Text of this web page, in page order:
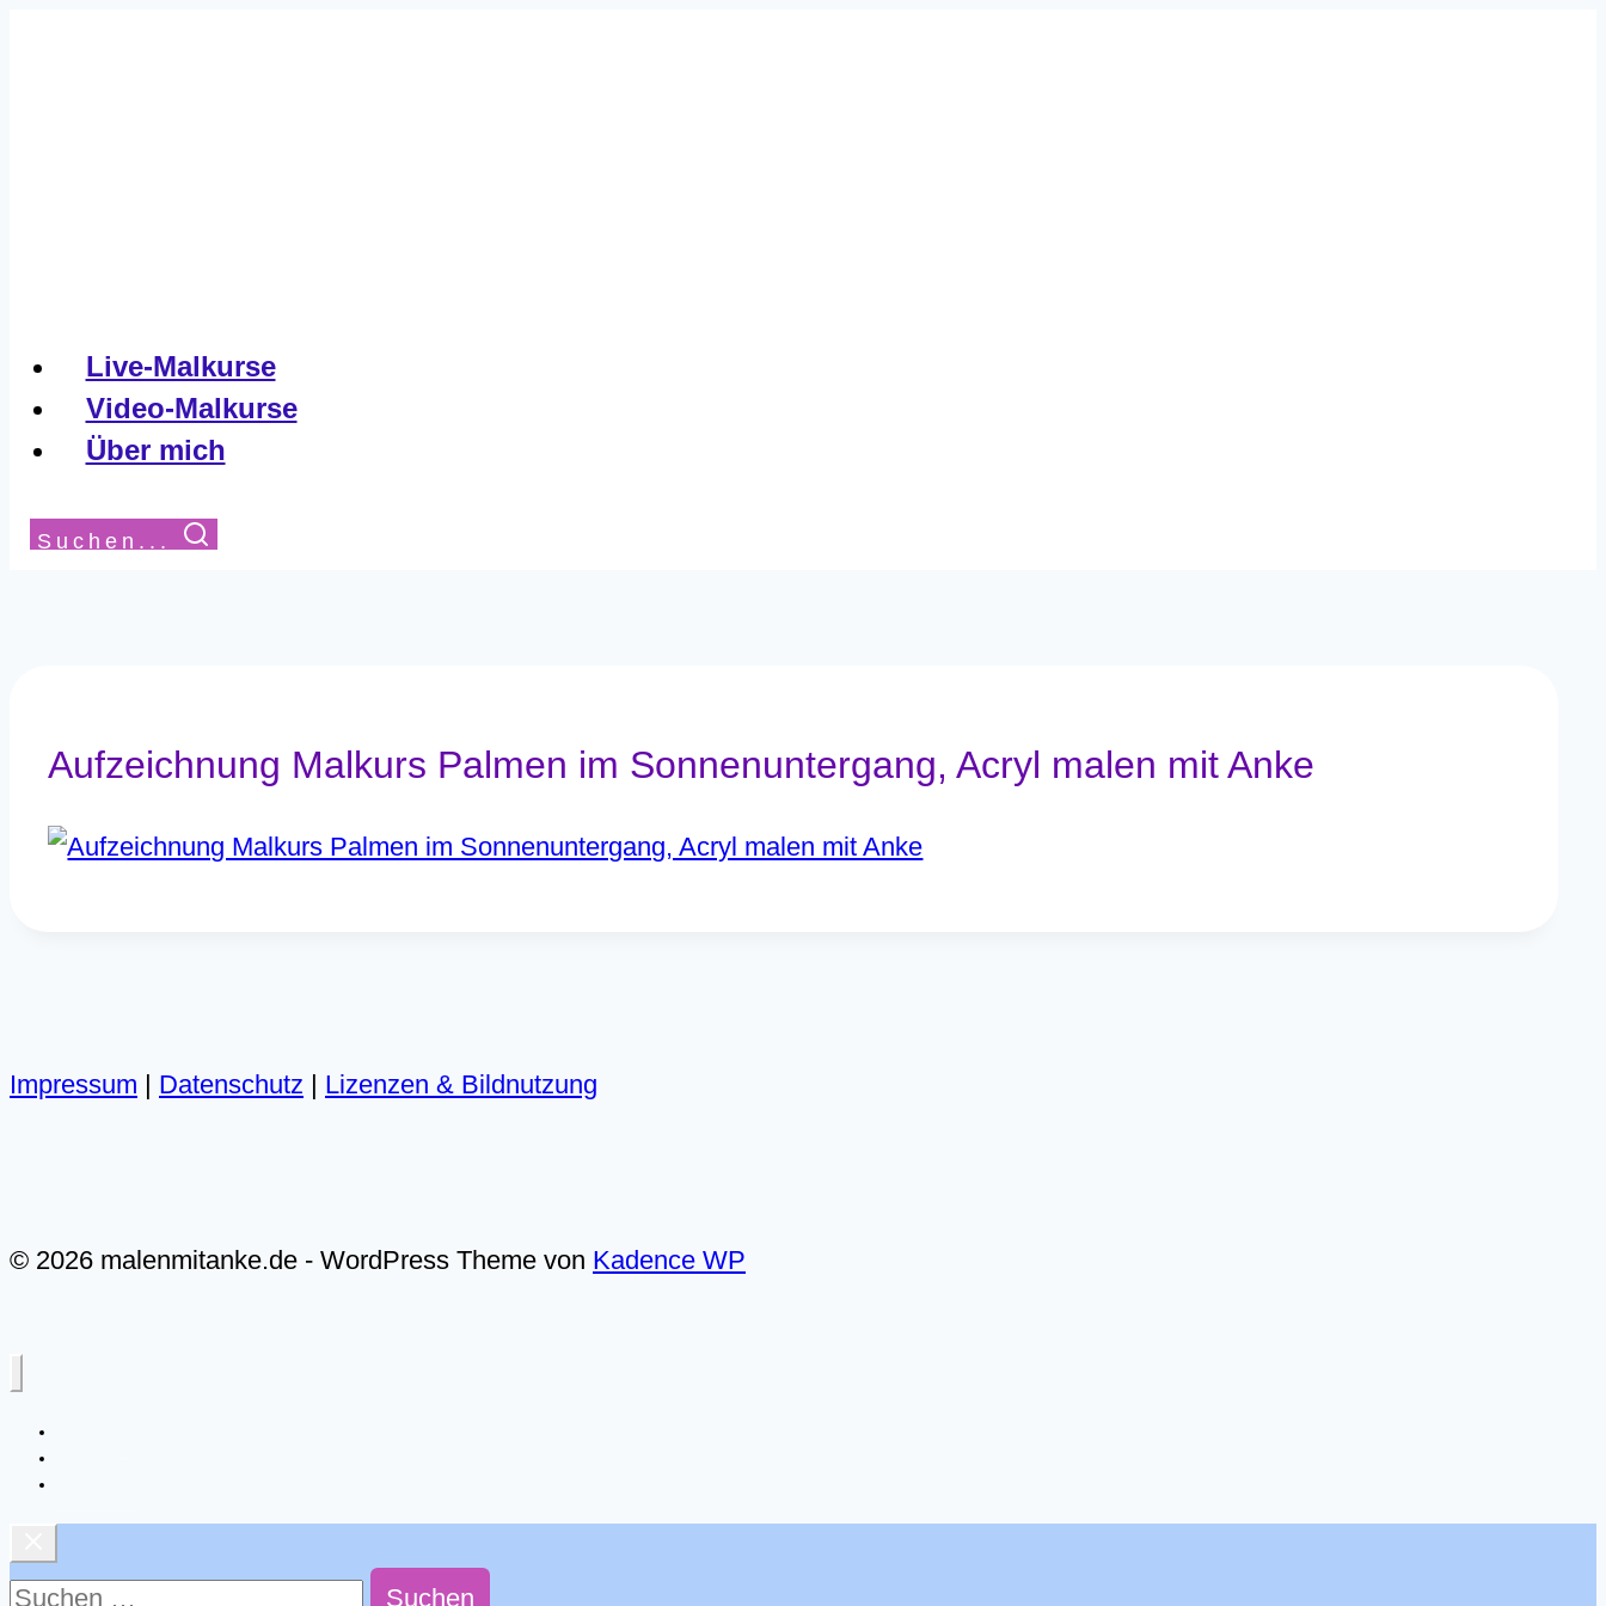
Live-Malkurse
Video-Malkurse
Über mich
Suchen...
Aufzeichnung Malkurs Palmen im Sonnenuntergang, Acryl malen mit Anke
Impressum | Datenschutz | Lizenzen & Bildnutzung
© 2026 malenmitanke.de - WordPress Theme von Kadence WP